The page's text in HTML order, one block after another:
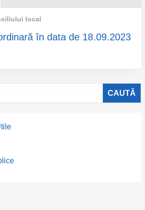
local
în data de 18.09.2023